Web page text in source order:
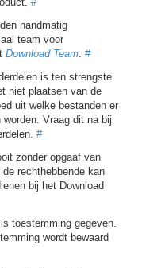
handmatig
team voor
Download Team. #
is ten strengste
niet plaatsen van de
uit welke bestanden er
Vraag dit na bij
#
zonder opgaaf van
rechthebbende kan
bij het Download
toestemming gegeven.
wordt bewaard